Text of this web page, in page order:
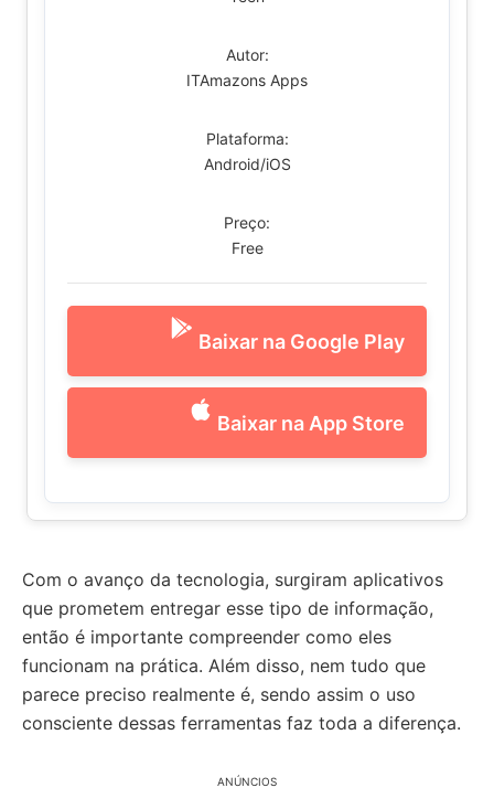
Autor:
ITAmazons Apps
Plataforma:
Android/iOS
Preço:
Free
Baixar na Google Play
Baixar na App Store
Com o avanço da tecnologia, surgiram aplicativos
que prometem entregar esse tipo de informação,
então é importante compreender como eles
funcionam na prática. Além disso, nem tudo que
parece preciso realmente é, sendo assim o uso
consciente dessas ferramentas faz toda a diferença.
ANÚNCIOS